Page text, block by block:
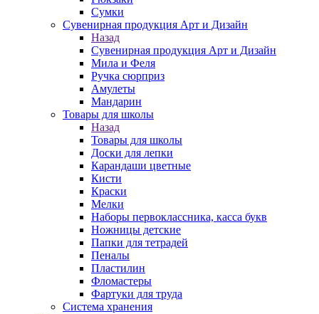
Сумки
Сувенирная продукция Арт и Дизайн
Назад
Сувенирная продукция Арт и Дизайн
Мила и Феля
Ручка сюрприз
Амулеты
Мандарин
Товары для школы
Назад
Товары для школы
Доски для лепки
Карандаши цветные
Кисти
Краски
Мелки
Наборы первоклассника, касса букв
Ножницы детские
Папки для тетрадей
Пеналы
Пластилин
Фломастеры
Фартуки для труда
Система хранения